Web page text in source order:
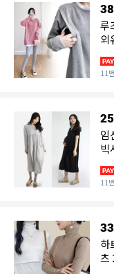
루
외
11
임
빅
11
하
츠